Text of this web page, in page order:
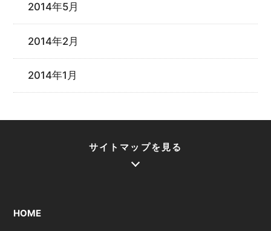
2014年5月
2014年2月
2014年1月
サイトマップを見る
HOME